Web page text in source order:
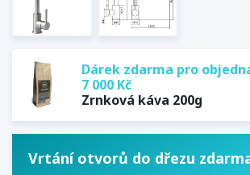
Dárek zdarma pro
7 000 Kč
Zrnková káva 200g
Vrtání otvorů do dřezu